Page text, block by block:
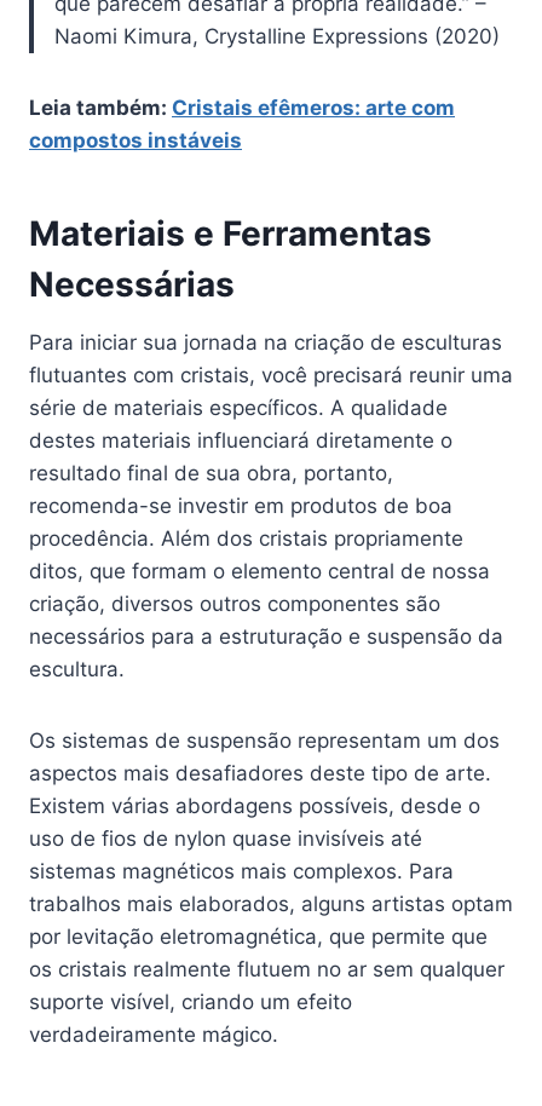
Naomi Kimura, Crystalline Expressions (2020)
Leia também: Cristais efêmeros: arte com
compostos instáveis
Materiais e Ferramentas
Necessárias
Para iniciar sua jornada na criação de esculturas
flutuantes com cristais, você precisará reunir uma
série de materiais específicos. A qualidade
destes materiais influenciará diretamente o
resultado final de sua obra, portanto,
recomenda-se investir em produtos de boa
procedência. Além dos cristais propriamente
ditos, que formam o elemento central de nossa
criação, diversos outros componentes são
necessários para a estruturação e suspensão da
escultura.
Os sistemas de suspensão representam um dos
aspectos mais desafiadores deste tipo de arte.
Existem várias abordagens possíveis, desde o
uso de fios de nylon quase invisíveis até
sistemas magnéticos mais complexos. Para
trabalhos mais elaborados, alguns artistas optam
por levitação eletromagnética, que permite que
os cristais realmente flutuem no ar sem qualquer
suporte visível, criando um efeito
verdadeiramente mágico.